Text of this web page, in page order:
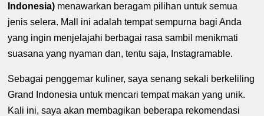
Indonesia) menawarkan beragam pilihan untuk semua
jenis selera. Mall ini adalah tempat sempurna bagi Anda
yang ingin menjelajahi berbagai rasa sambil menikmati
suasana yang nyaman dan, tentu saja, Instagramable.
Sebagai penggemar kuliner, saya senang sekali berkeliling
Grand Indonesia untuk mencari tempat makan yang unik.
Kali ini, saya akan membagikan beberapa rekomendasi